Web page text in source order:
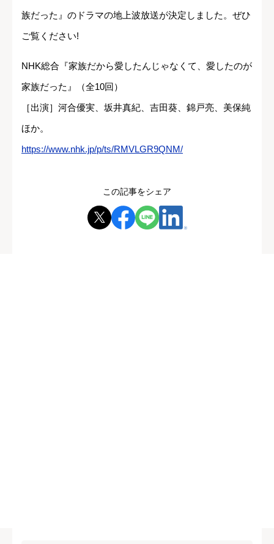
族だった』のドラマの地上波放送が決定しました。ぜひ
ご覧ください!
NHK総合『家族だから愛したんじゃなくて、愛したのが
家族だった』（全10回）
［出演］河合優実、坂井真紀、吉田葵、錦戸亮、美保純
ほか。
https://www.nhk.jp/p/ts/RMVLGR9QNM/
この記事をシェア